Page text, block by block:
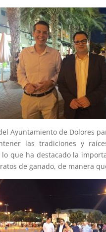
Ayuntamiento de Dolores
las tradiciones y
que ha destacado la
de ganado, de manera